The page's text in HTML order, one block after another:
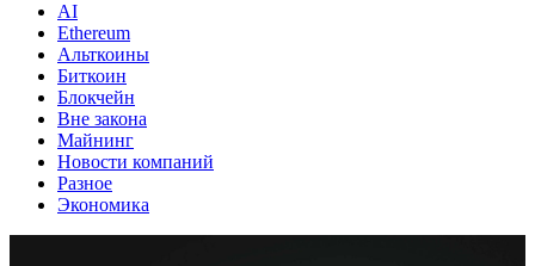
AI
Ethereum
Альткоины
Биткоин
Блокчейн
Вне закона
Майнинг
Новости компаний
Разное
Экономика